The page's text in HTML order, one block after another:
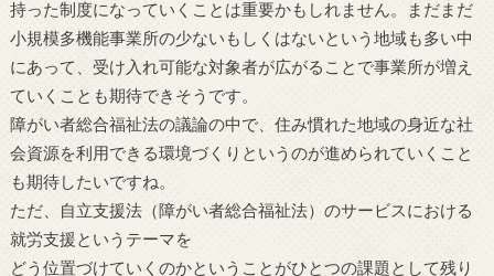
持った制度になっていくことは重要かもしれません。まだまだ
小規模多機能事業所の少ないもしくはないという地域も多い中
にあって、受け入れ可能な対象者が広がることで事業所が増え
ていくことも期待できそうです。
障がい者総合福祉法の議論の中で、住み慣れた地域の身近な社
会資源を利用できる環境づくりというのが進められていくこと
も期待したいですね。
ただ、自立支援法（障がい者総合福祉法）のサービスにおける
就労支援というテーマを
どう位置づけていくのかということがひとつの課題として残り